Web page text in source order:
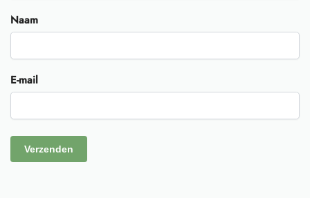
Naam
E-mail